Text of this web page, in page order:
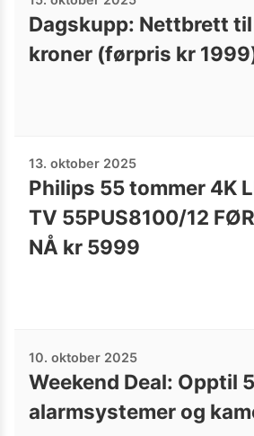
Dagskupp: Nettbrett
kroner (førpris kr
13. oktober 2025
Philips 55 tommer 4K
TV 55PUS8100/12
NÅ kr 5999
10. oktober 2025
Weekend Deal: Opptil
alarmsystemer og